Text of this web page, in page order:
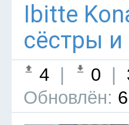
Ibitte
сёстры
4 0
Обновлён: